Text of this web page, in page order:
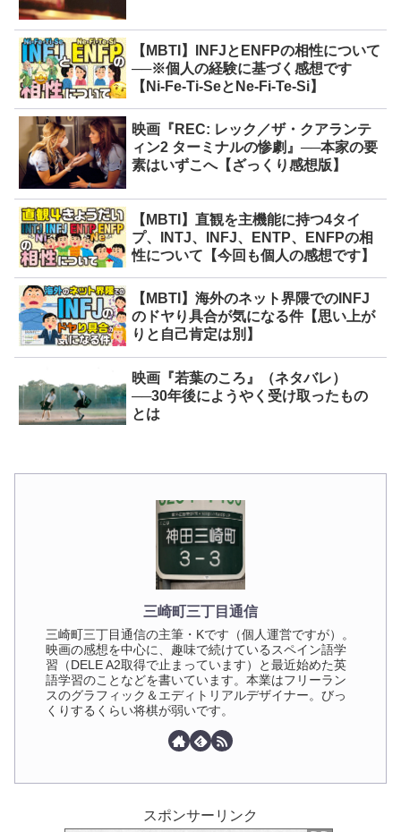
【MBTI】INFJとENFPの相性について
──※個人の経験に基づく感想です
【Ni-Fe-Ti-SeとNe-Fi-Te-Si】
映画『REC: レック／ザ・クアランテ
ィン2 ターミナルの惨劇』──本家の要
素はいずこへ【ざっくり感想版】
【MBTI】直観を主機能に持つ4タイ
プ、INTJ、INFJ、ENTP、ENFPの相
性について【今回も個人の感想です】
【MBTI】海外のネット界隈でのINFJ
のドヤり具合が気になる件【思い上が
りと自己肯定は別】
映画『若葉のころ』（ネタバレ）
──30年後にようやく受け取ったもの
とは
三崎町三丁目通信
三崎町三丁目通信の主筆・Kです（個人運営ですが）。
映画の感想を中心に、趣味で続けているスペイン語学
習（DELE A2取得で止まっています）と最近始めた英
語学習のことなどを書いています。本業はフリーラン
スのグラフィック＆エディトリアルデザイナー。びっ
くりするくらい将棋が弱いです。
スポンサーリンク